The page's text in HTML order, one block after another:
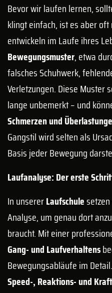
Bevor wir laufen lernen,
klingt einfach, ist es aber oft
entwickeln im Laufe ihres
Bewegungsmuster, etwa
falsches Schuhwerk,
Verletzungen. Diese Muster
lange unbemerkt – und
Schmerzen und
Gangstil wird selten als
Basis jeder Bewegung
Laufanalyse: Der erste
In unsererLaufschule
Analyse, um genau dort
braucht. Mit einer
Gang- und Laufverhaltens
Bewegungsabläufe im
Speed-, Reaktions- und